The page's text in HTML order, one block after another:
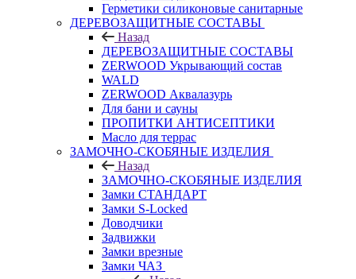
Герметики силиконовые санитарные
ДЕРЕВОЗАЩИТНЫЕ СОСТАВЫ
Назад
ДЕРЕВОЗАЩИТНЫЕ СОСТАВЫ
ZERWOOD Укрывающий состав
WALD
ZERWOOD Аквалазурь
Для бани и сауны
ПРОПИТКИ АНТИСЕПТИКИ
Масло для террас
ЗАМОЧНО-СКОБЯНЫЕ ИЗДЕЛИЯ
Назад
ЗАМОЧНО-СКОБЯНЫЕ ИЗДЕЛИЯ
Замки СТАНДАРТ
Замки S-Locked
Доводчики
Задвижки
Замки врезные
Замки ЧАЗ